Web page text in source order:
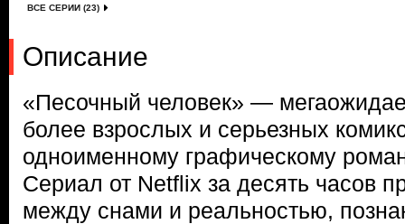
ВСЕ СЕРИИ (23)
Описание
«Песочный человек» —
более взрослых и серьезных
одноименному графическому
Сериал от Netflix за десять часов
между снами и реальностью,